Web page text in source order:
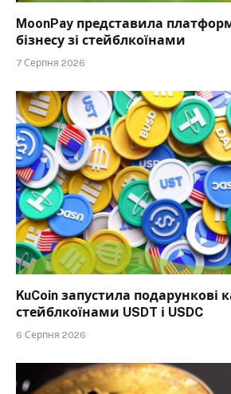
MoonPay представила
бізнесу зі стейблкоїнами
7 Серпня 2026
KuCoin запустила подарункові
стейблкоїнами USDT і USDC
6 Серпня 2026